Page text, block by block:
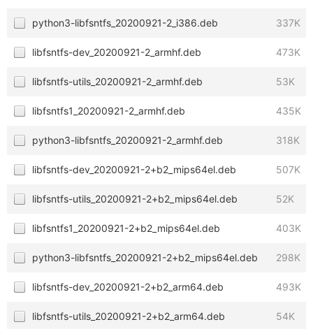
python3-libfsntfs_20200921-2_i386.deb 337K
libfsntfs-dev_20200921-2_armhf.deb 473K
libfsntfs-utils_20200921-2_armhf.deb 53K
libfsntfs1_20200921-2_armhf.deb 435K
python3-libfsntfs_20200921-2_armhf.deb 318K
libfsntfs-dev_20200921-2+b2_mips64el.deb 507K
libfsntfs-utils_20200921-2+b2_mips64el.deb 52K
libfsntfs1_20200921-2+b2_mips64el.deb 403K
python3-libfsntfs_20200921-2+b2_mips64el.deb 298K
libfsntfs-dev_20200921-2+b2_arm64.deb 493K
libfsntfs-utils_20200921-2+b2_arm64.deb 54K